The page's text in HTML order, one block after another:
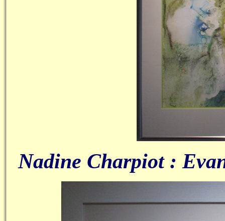
Nadine Charpiot :